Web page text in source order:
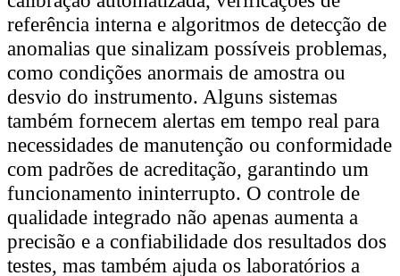
referência interna e algoritmos de detecção de
anomalias que sinalizam possíveis problemas,
como condições anormais de amostra ou
desvio do instrumento. Alguns sistemas
também fornecem alertas em tempo real para
necessidades de manutenção ou conformidade
com padrões de acreditação, garantindo um
funcionamento ininterrupto. O controle de
qualidade integrado não apenas aumenta a
precisão e a confiabilidade dos resultados dos
testes, mas também ajuda os laboratórios a